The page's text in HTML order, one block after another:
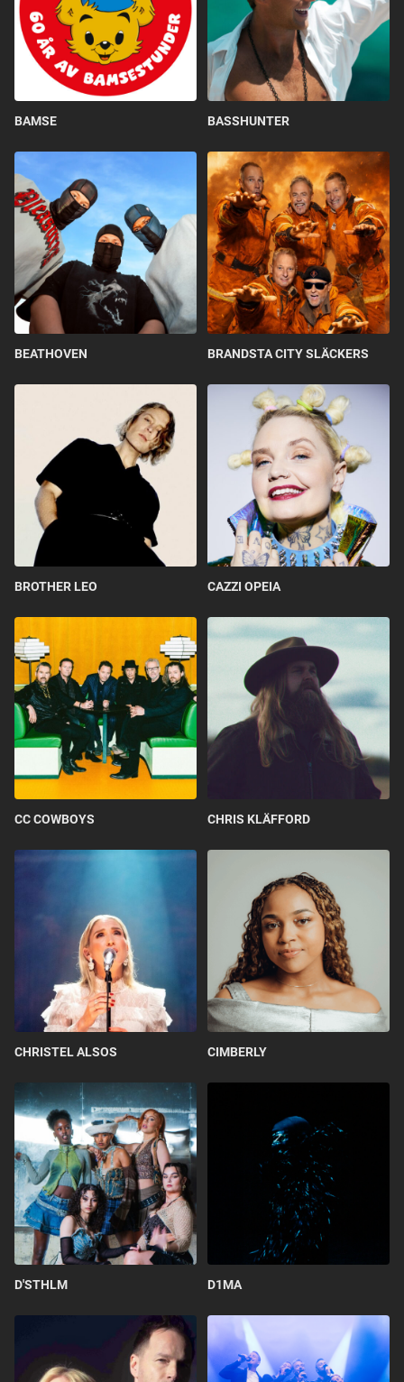
BAMSE BASSHUNTER
BEATHOVEN BRANDSTA CITY SLÄCKERS
BROTHER LEO CAZZI OPEIA
CC COWBOYS CHRIS KLÄFFORD
CHRISTEL ALSOS CIMBERLY
D'STHLM D1MA